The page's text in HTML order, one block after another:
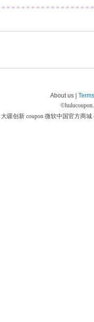
About us |
©
大疆创新 coupon 微软中国官方商城